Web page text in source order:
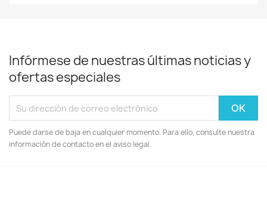
Infórmese de nuestras últimas noticias y
ofertas especiales
Puede darse de baja en cualquier momento. Para ello, consulte nuestra
información de contacto en el aviso legal.